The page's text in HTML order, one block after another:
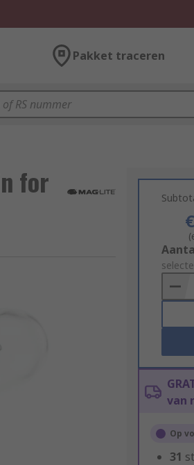
Pakket traceren
for
Add
to
Basket
van
Op
31